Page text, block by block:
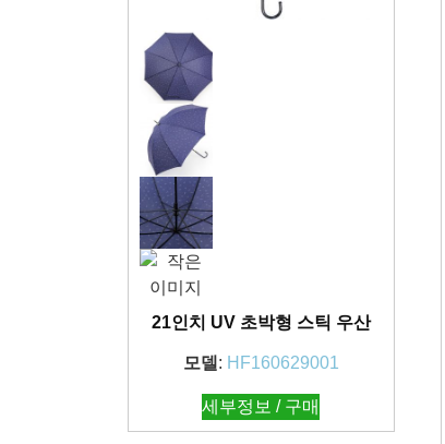
21인치 UV 초박형 스틱 우산
모델 : HF160629001
세부정보 / 구매